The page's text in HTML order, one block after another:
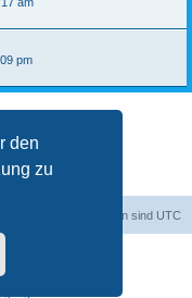
den
zu
pm
2 3
Alle Zeiten sind UTC
phpBB Limited
phpBB.de